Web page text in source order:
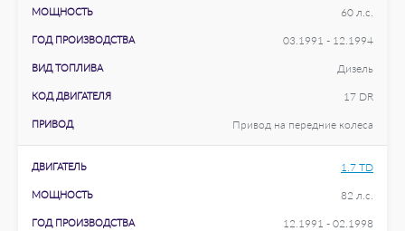
МОЩНОСТЬ 60 л.с.
ГОД ПРОИЗВОДСТВА 03.1991 - 12.1994
ВИД ТОПЛИВА Дизель
КОД ДВИГАТЕЛЯ 17 DR
ПРИВОД Привод на передние колеса
ДВИГАТЕЛЬ 1.7 TD
МОЩНОСТЬ 82 л.с.
ГОД ПРОИЗВОДСТВА 12.1991 - 02.1998